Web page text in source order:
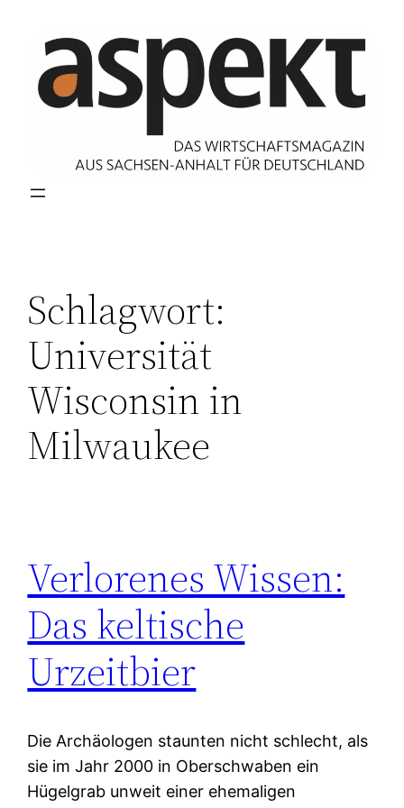
Inhalt
springen
Schlagwort:
Universität
Wisconsin in
Milwaukee
Verlorenes Wissen:
Das keltische
Urzeitbier
Die Archäologen staunten nicht schlecht, als
sie im Jahr 2000 in Oberschwaben ein
Hügelgrab unweit einer ehemaligen